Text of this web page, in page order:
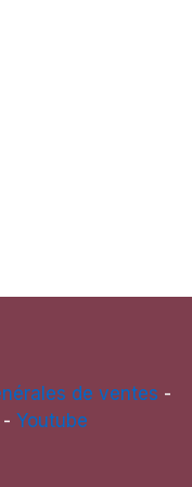
de ventes -
- Youtube